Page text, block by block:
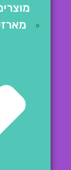
מוצרים